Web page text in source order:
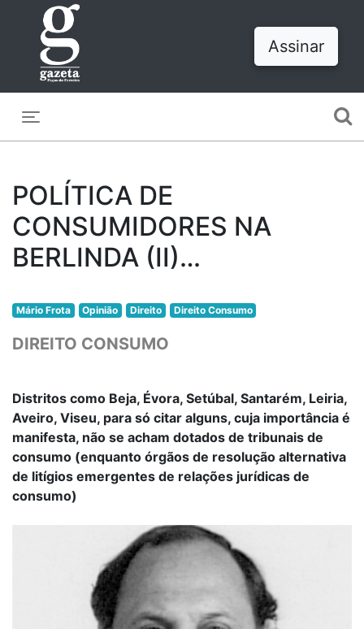
Assinar
POLÍTICA DE
CONSUMIDORES NA
BERLINDA (II)…
Mário Frota Opinião Direito Direito Consumo
DIREITO CONSUMO
Distritos como Beja, Évora, Setúbal, Santarém, Leiria,
Aveiro, Viseu, para só citar alguns, cuja importância é
manifesta, não se acham dotados de tribunais de
consumo (enquanto órgãos de resolução alternativa
de litígios emergentes de relações jurídicas de
consumo)